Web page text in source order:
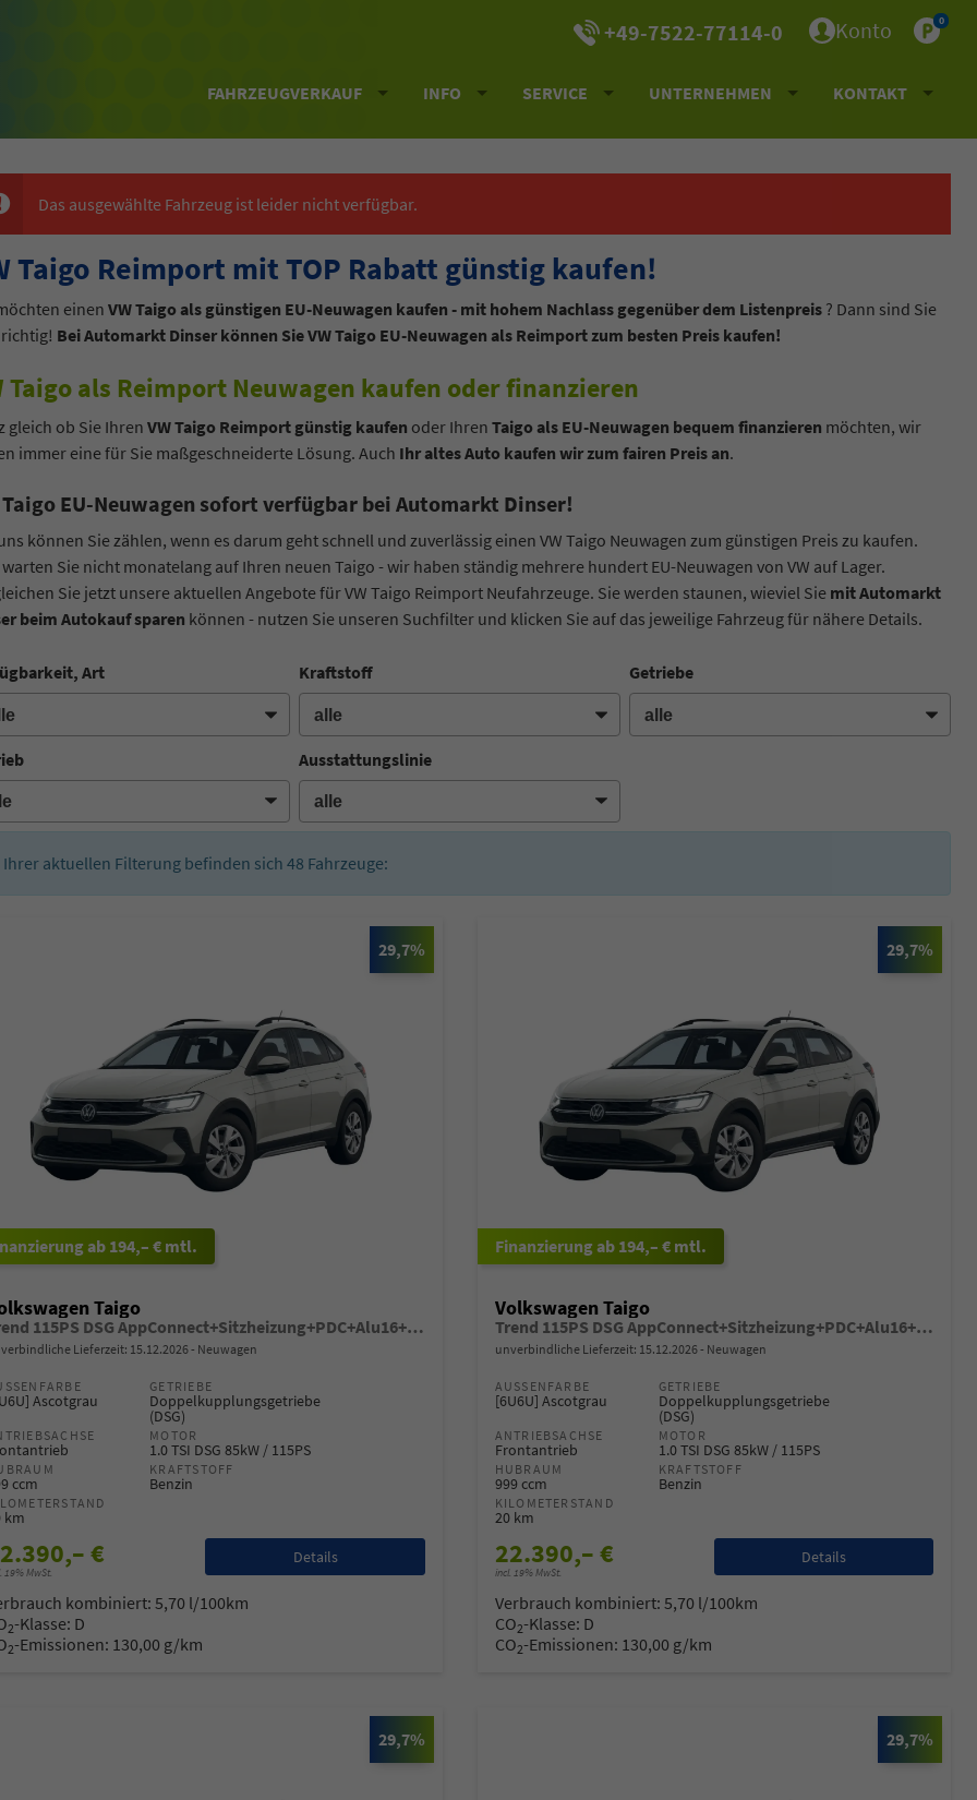
+49-7522-77114-0 Konto 0
FAHRZEUGVERKAUF INFO SERVICE UNTERNEHMEN KONTAKT
Das ausgewählte Fahrzeug ist leider nicht verfügbar.
Taigo Reimport mit TOP Rabatt günstig kaufen!
einenVW Taigo als günstigen EU-Neuwagen kaufen - mit hohem Nachlass gegenüber dem Listenpreis ? Dann sind Sie
Bei Automarkt Dinser können Sie VW Taigo EU-Neuwagen als Reimport zum besten Preis kaufen!
Taigo als Reimport Neuwagen kaufen oder finanzieren
gleich ob Sie IhrenVW Taigo Reimport günstig kaufen oder IhrenTaigo als EU-Neuwagen bequem finanzieren möchten, wir
immer eine für Sie maßgeschneiderte Lösung. Auch Ihr altes Auto kaufen wir zum fairen Preis an.
Taigo EU-Neuwagen sofort verfügbar bei Automarkt Dinser!
können Sie zählen, wenn es darum geht schnell und zuverlässig einen VW Taigo Neuwagen zum günstigen Preis zu kaufen.
Sie nicht monatelang auf Ihren neuen Taigo - wir haben ständig mehrere hundert EU-Neuwagen von VW auf Lager.
Sie jetzt unsere aktuellen Angebote für VW Taigo Reimport Neufahrzeuge. Sie werden staunen, wieviel Sie mit Automarkt
beim Autokauf sparen können - nutzen Sie unseren Suchfilter und klicken Sie auf das jeweilige Fahrzeug für nähere Details.
Art Kraftstoff Getriebe
Ausstattungslinie
Ihrer aktuellen Filterung befinden sich48 Fahrzeuge:
29,7%
ab 194,– € mtl.
Taigo
Trend 115PS DSG AppConnect+Sitzheizung+PDC+Alu16+LED+DAB+FrontAssist
Lieferzeit: 15.12.2026 Neuwagen
Ascotgrau
GETRIEBE
Doppelkupplungsgetriebe
(DSG)
MOTOR
1.0 TSI DSG 85kW / 115PS
ccm
KRAFTSTOFF
Benzin
km
€
19% MwSt.
Details
kombiniert:5,70 l/100km
2-Klasse: D
2-Emissionen: 130,00 g/km
29,7%
ab 194,– € mtl.
Volkswagen Taigo
Trend 115PS DSG AppConnect+Sitzheizung+PDC+Alu16+LED+DAB+FrontAssist
unverbindliche Lieferzeit: 15.12.2026 Neuwagen
AUSSENFARBE
[6U6U] Ascotgrau
GETRIEBE
Doppelkupplungsgetriebe
(DSG)
ANTRIEBSACHSE
Frontantrieb
MOTOR
1.0 TSI DSG 85kW / 115PS
HUBRAUM
999 ccm
KRAFTSTOFF
Benzin
KILOMETERSTAND
20 km
22.390,– €
incl. 19% MwSt.
Details
Verbrauch kombiniert: 5,70 l/100km
CO2-Klasse: D
CO2-Emissionen: 130,00 g/km
29,7% 29,7%